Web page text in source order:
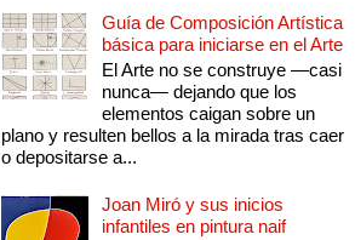
Guía de Composición Artística
básica para iniciarse en el Arte
El Arte no se construye —casi
nunca— dejando que los
elementos caigan sobre un
plano y resulten bellos a la mirada tras caer
o depositarse a...
Joan Miró y sus inicios
infantiles en pintura naif